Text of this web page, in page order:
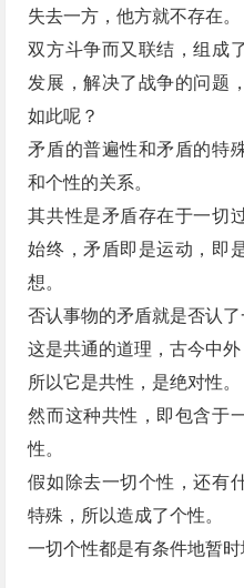
失去一方，他方就不存在。
双方斗争而又联结，组成
发展，解决了战争的问题
如此呢？
矛盾的普遍性和矛盾的特
和个性的关系。
其共性是矛盾存在于一切
始终，矛盾即是运动，即
想。
否认事物的矛盾就是否认了
这是共通的道理，古今中外
所以它是共性，是绝对性。
然而这种共性，即包含于
性。
假如除去一切个性，还有
特殊，所以造成了个性。
一切个性都是有条件地暂